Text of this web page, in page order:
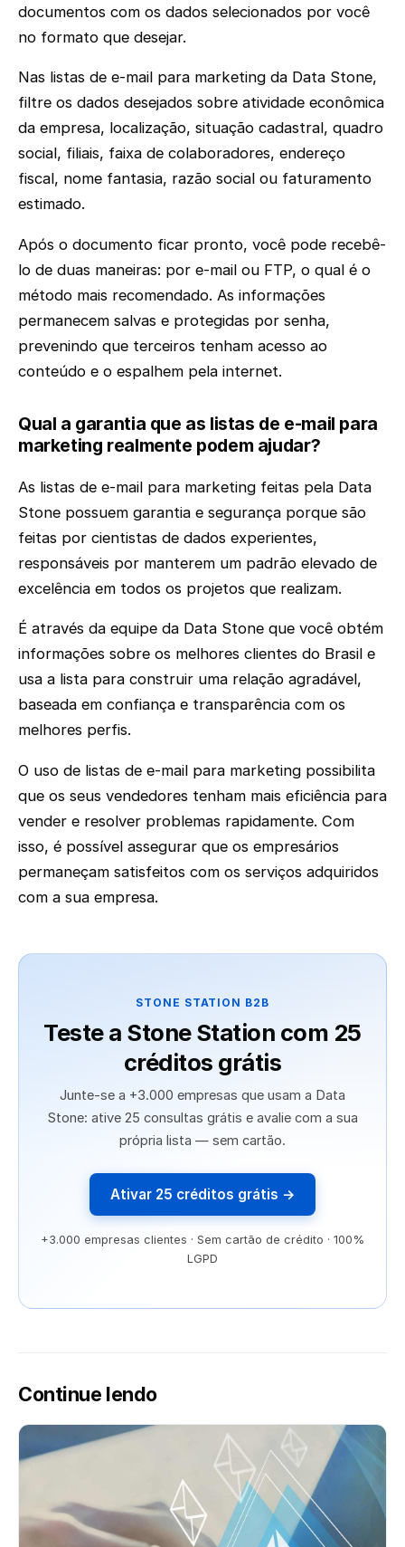
documentos com os dados selecionados por você
no formato que desejar.
Nas listas de e-mail para marketing da Data Stone,
filtre os dados desejados sobre atividade econômica
da empresa, localização, situação cadastral, quadro
social, filiais, faixa de colaboradores, endereço
fiscal, nome fantasia, razão social ou faturamento
estimado.
Após o documento ficar pronto, você pode recebê-
lo de duas maneiras: por e-mail ou FTP, o qual é o
método mais recomendado. As informações
permanecem salvas e protegidas por senha,
prevenindo que terceiros tenham acesso ao
conteúdo e o espalhem pela internet.
Qual a garantia que as listas de e-mail para
marketing realmente podem ajudar?
As listas de e-mail para marketing feitas pela Data
Stone possuem garantia e segurança porque são
feitas por cientistas de dados experientes,
responsáveis por manterem um padrão elevado de
excelência em todos os projetos que realizam.
É através da equipe da Data Stone que você obtém
informações sobre os melhores clientes do Brasil e
usa a lista para construir uma relação agradável,
baseada em confiança e transparência com os
melhores perfis.
O uso de listas de e-mail para marketing possibilita
que os seus vendedores tenham mais eficiência para
vender e resolver problemas rapidamente. Com
isso, é possível assegurar que os empresários
permaneçam satisfeitos com os serviços adquiridos
com a sua empresa.
STONE STATION B2B
Teste a Stone Station com 25
créditos grátis
Junte-se a +3.000 empresas que usam a Data
Stone: ative 25 consultas grátis e avalie com a sua
própria lista — sem cartão.
Ativar 25 créditos grátis →
+3.000 empresas clientes · Sem cartão de crédito · 100%
LGPD
Continue lendo